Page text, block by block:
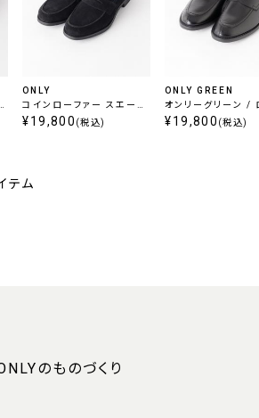
ONLY
コインローファー スエード
ブラック
¥19,800 (税込)
ONLY GREEN
オンリーグリーン /
ァーシューズ ブ
¥19,800 (税込)
テム
のものづくり